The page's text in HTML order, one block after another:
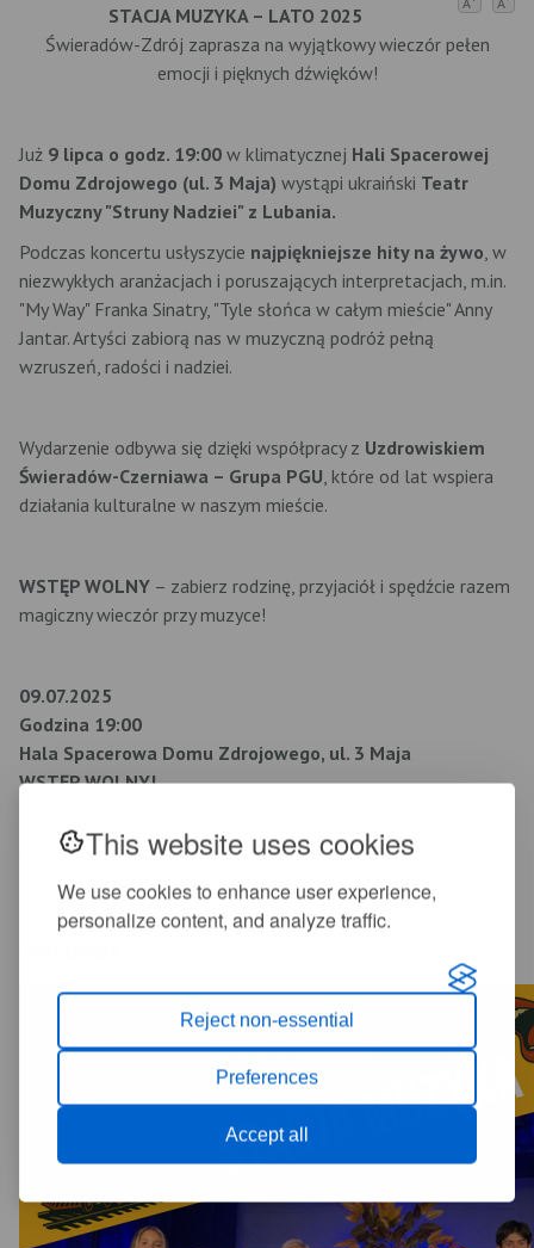
This website uses cookies
We use cookies to enhance user experience,
personalize content, and analyze traffic.
Reject non-essential
Preferences
Accept all
STACJA MUZYKA – LATO 2025
Świeradów-Zdrój zaprasza na wyjątkowy wieczór pełen
emocji i pięknych dźwięków!
Już 9 lipca o godz. 19:00 w klimatycznej Hali Spacerowej
Domu Zdrojowego (ul. 3 Maja) wystąpi ukraiński Teatr
Muzyczny "Struny Nadziei" z Lubania.
Podczas koncertu usłyszycie najpiękniejsze hity na żywo , w
niezwykłych aranżacjach i poruszających interpretacjach, m.in.
"My Way" Franka Sinatry, "Tyle słońca w całym mieście" Anny
Jantar. Artyści zabiorą nas w muzyczną podróż pełną
wzruszeń, radości i nadziei.
Wydarzenie odbywa się dzięki współpracy z Uzdrowiskiem
Świeradów-Czerniawa – Grupa PGU , które od lat wspiera
działania kulturalne w naszym mieście.
WSTĘP WOLNY – zabierz rodzinę, przyjaciół i spędźcie razem
magiczny wieczór przy muzyce!
09.07.2025
Godzina 19:00
Hala Spacerowa Domu Zdrojowego, ul. 3 Maja
WSTĘP WOLNY!
nadziei i pięknych spotkań!